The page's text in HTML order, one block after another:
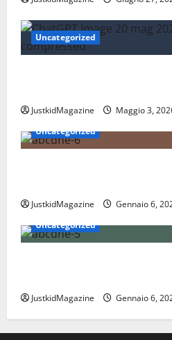
Uncategorized
JustkidMagazine
Maggio 3,
Uncategorized
JustkidMagazine
Gennaio 6,
Uncategorized
JustkidMagazine Gennaio 6,